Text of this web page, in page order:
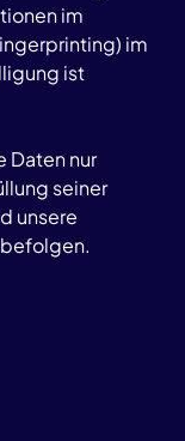
im
im
ist
Daten nur
seiner
unsere